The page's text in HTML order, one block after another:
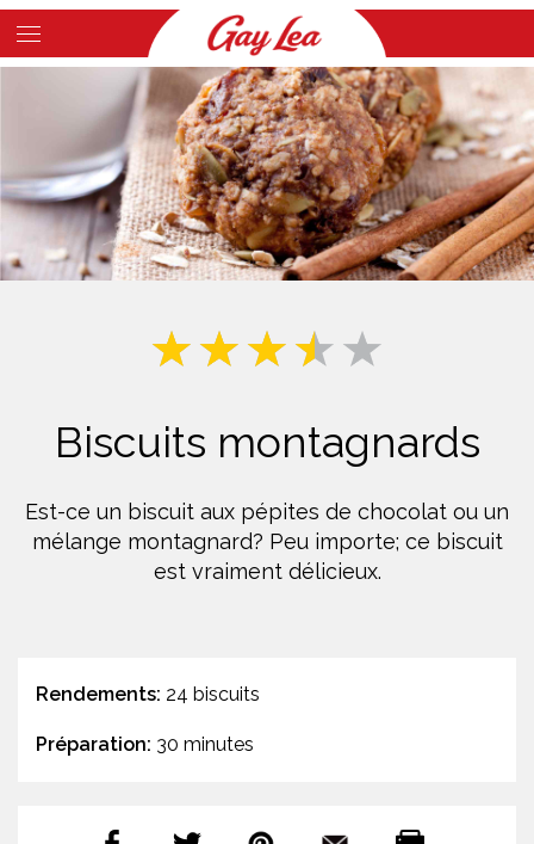
Skip
to
Biscuits montagnards
Est-ce un biscuit aux pépites de chocolat ou un
mélange montagnard? Peu importe; ce biscuit
est vraiment délicieux.
Rendements: 24 biscuits
Préparation: 30 minutes